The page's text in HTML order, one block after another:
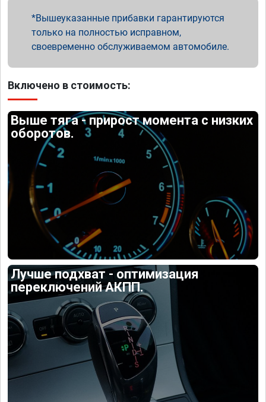
Вышеуказанные прибавки гарантируются
только на полностью исправном,
своевременно обслуживаемом автомобиле.
Включено в стоимость:
Выше тяга - прирост момента с низких
оборотов.
Лучше подхват - оптимизация
переключений АКПП.